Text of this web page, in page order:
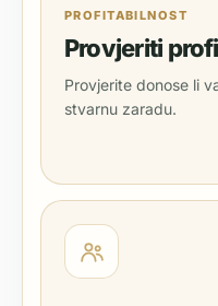
PROFITABILNOST
Provjeriti
Provjerite donose li
stvarnu zaradu.